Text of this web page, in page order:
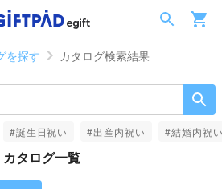
を探す カタログ検索結果
#誕生日祝い #出産内祝い #結婚内祝
カタログ一覧